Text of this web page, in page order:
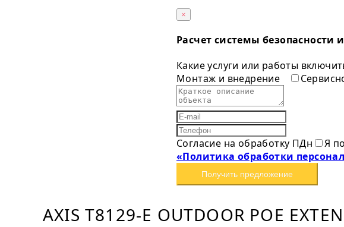
×
Расчет системы безопасности
Какие услуги или работы
Монтаж и внедрение
Согласие на обработку ПДн
Я
«Политика обработки
Получить предложение
AXIS T8129-E OUTDOOR POE